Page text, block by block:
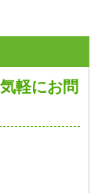
軽にお問